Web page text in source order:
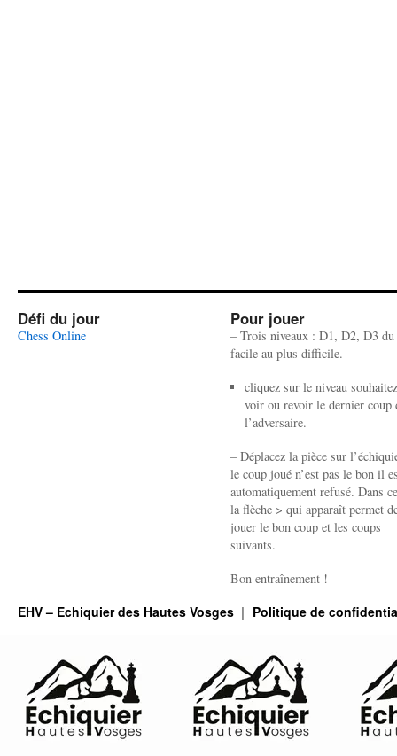
Défi du jour
Chess Online
Pour jouer
– Trois niveaux : D1, D2, D3
facile au plus difficile.
cliquez sur le niveau
voir ou revoir le dernier coup
l’adversaire.
– Déplacez la pièce sur
le coup joué n’est pas le bon il
automatiquement refusé. Dans
la flèche > qui apparaît permet
jouer le bon coup et les coups
suivants.
Bon entraînement !
EHV – Echiquier des Hautes Vosges Politique de